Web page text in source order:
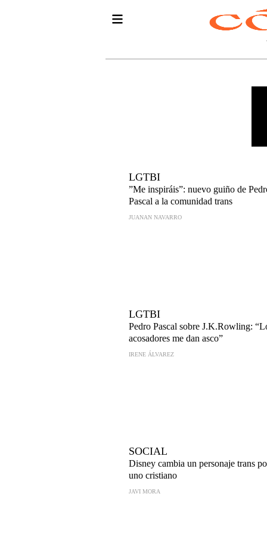
LGTBI
”Me inspiráis”: nuevo guiño de
Pascal a la comunidad trans
JUANAN NAVARRO
LGTBI
Pedro Pascal sobre J.K.Rowling:
acosadores me dan asco”
IRENE ÁLVAREZ
SOCIAL
Disney cambia un personaje trans
uno cristiano
JAVI MORA